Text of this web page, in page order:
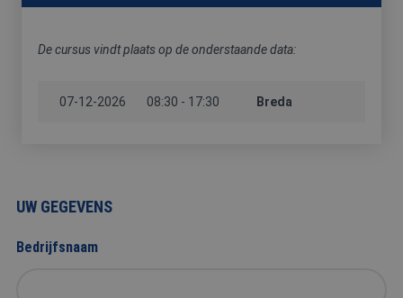
HOOGWERKER
VCA
De cursus vindt plaats op de onderstaande data:
07-12-2026 08:30 - 17:30 Breda
UW GEGEVENS
Bedrijfsnaam